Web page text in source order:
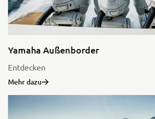
Yamaha Außenborder
Entdecken
Mehr dazu